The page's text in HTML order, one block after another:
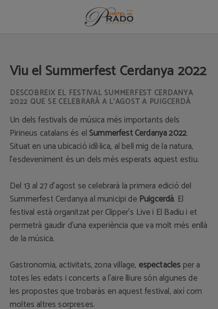
Viu el Summerfest Cerdanya 2022
DESCOBREIX EL FESTIVAL SUMMERFEST CERDANYA
2022 QUE SE CELEBRARÀ A L’AGOST A PUIGCERDÀ
Un dels festivals de música més importants dels
Pirineus catalans és el Summerfest Cerdanya 2022.
Situat en una ubicació idíl·lica, al bell mig de la natura,
l'esdeveniment és un dels més esperats aquest estiu.
Del 13 al 27 d'agost se celebrarà la primera edició del
Summerfest Cerdanya al municipi de Puigcerdà. El
festival està organitzat per Clipper's Live i El Badiu i et
permetrà gaudir d'una experiència que va molt més enllà
de la música.
Gastronomia, activitats, zona village, espectaclesper a
totes les edats i concerts a l'aire lliure són algunes de
les propostes que trobaràs en aquest festival, així com
moltes altres sorpreses.